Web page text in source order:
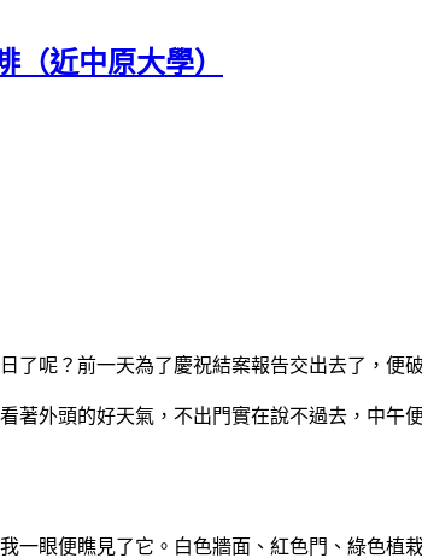
近中原大學）
了呢？前一天為了慶祝結案報告交出去了，便
著外頭的好天氣，不出門實在說不過去，中午
一眼便瞧見了它。白色牆面、紅色門、綠色植